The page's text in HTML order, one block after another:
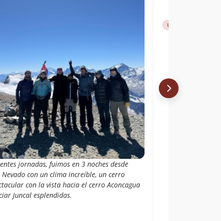
jornadas, fuimos en 3 noches desde
Nevado con un clima increíble, un cerro
con la vista hacia el cerro Aconcagua
Juncal esplendidas.
Libro de cumbre